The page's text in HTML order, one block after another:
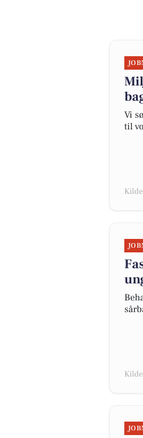
Vi
til